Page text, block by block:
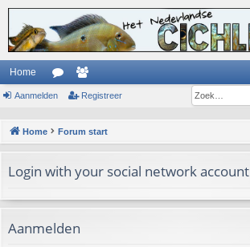
Home
or
m
s
ed
Aanmelden Registreer
Home Forum start
Login with your social network account
Aanmelden